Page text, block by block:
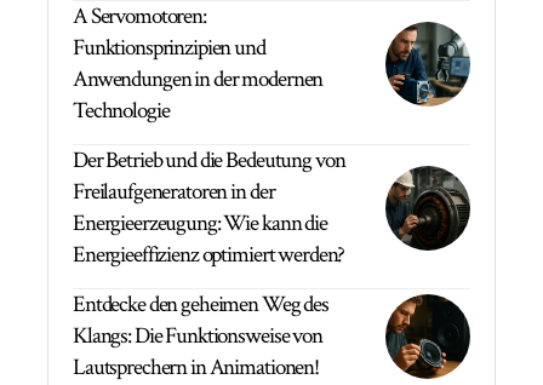
A Servomotoren:
Funktionsprinzipien und
Anwendungen in der modernen
Technologie
Der Betrieb und die Bedeutung von
Freilaufgeneratoren in der
Energieerzeugung: Wie kann die
Energieeffizienz optimiert werden?
Entdecke den geheimen Weg des
Klangs: Die Funktionsweise von
Lautsprechern in Animationen!